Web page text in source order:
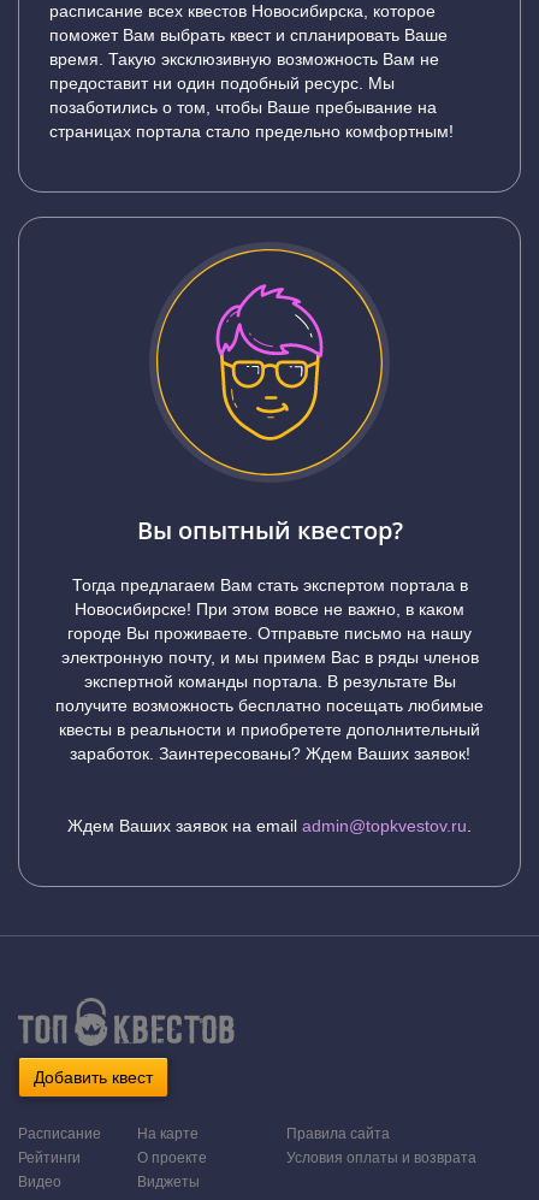
расписание всех квестов Новосибирска, которое
поможет Вам выбрать квест и спланировать Ваше
время. Такую эксклюзивную возможность Вам не
предоставит ни один подобный ресурс. Мы
позаботились о том, чтобы Ваше пребывание на
страницах портала стало предельно комфортным!
Вы опытный квестор?
Тогда предлагаем Вам стать экспертом портала в
Новосибирске! При этом вовсе не важно, в каком
городе Вы проживаете. Отправьте письмо на нашу
электронную почту, и мы примем Вас в ряды членов
экспертной команды портала. В результате Вы
получите возможность бесплатно посещать любимые
квесты в реальности и приобретете дополнительный
заработок. Заинтересованы? Ждем Ваших заявок!
Ждем Ваших заявок на email admin@topkvestov.ru
Добавить квест
Расписание
Рейтинги
Видео
На карте
О проекте
Виджеты
Правила сайта
Условия оплаты и возврата